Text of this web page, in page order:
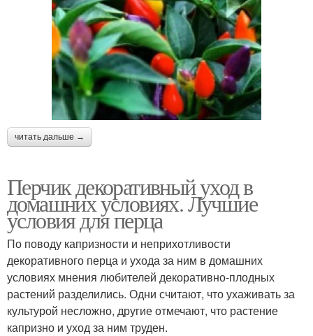
читать дальше →
Перчик декоративный уход в
домашних условиях. Лучшие
условия для перца
По поводу капризности и неприхотливости
декоративного перца и ухода за ним в домашних
условиях мнения любителей декоративно-плодных
растений разделились. Одни считают, что ухаживать за
культурой несложно, другие отмечают, что растение
капризно и уход за ним труден.